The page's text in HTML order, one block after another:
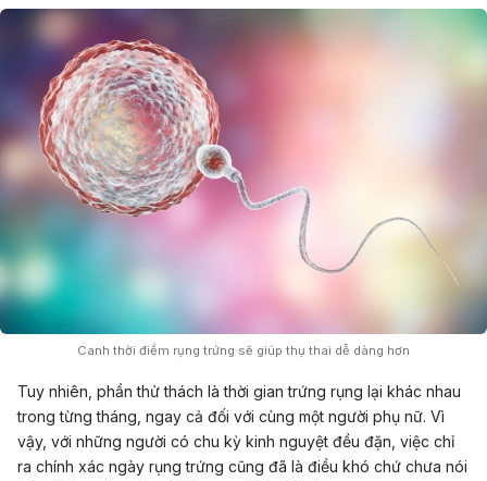
Canh thời điểm rụng trứng sẽ giúp thụ thai dễ dàng hơn
Tuy nhiên, phần thử thách là thời gian trứng rụng lại khác nhau
trong từng tháng, ngay cả đối với cùng một người phụ nữ. Vì
vậy, với những người có chu kỳ kinh nguyệt đều đặn, việc chỉ
ra chính xác ngày rụng trứng cũng đã là điều khó chứ chưa nói